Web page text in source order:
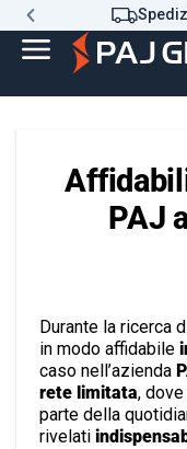
PAJ
Durante la ricerca
in modo affidabile
caso nell’azienda
rete limitata,
parte della
rivelati